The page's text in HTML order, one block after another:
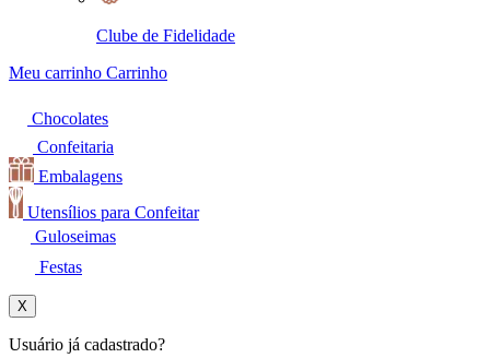
Clube de Fidelidade
Meu carrinho Carrinho
Chocolates
Confeitaria
Embalagens
Utensílios para Confeitar
Guloseimas
Festas
X
Usuário já cadastrado?